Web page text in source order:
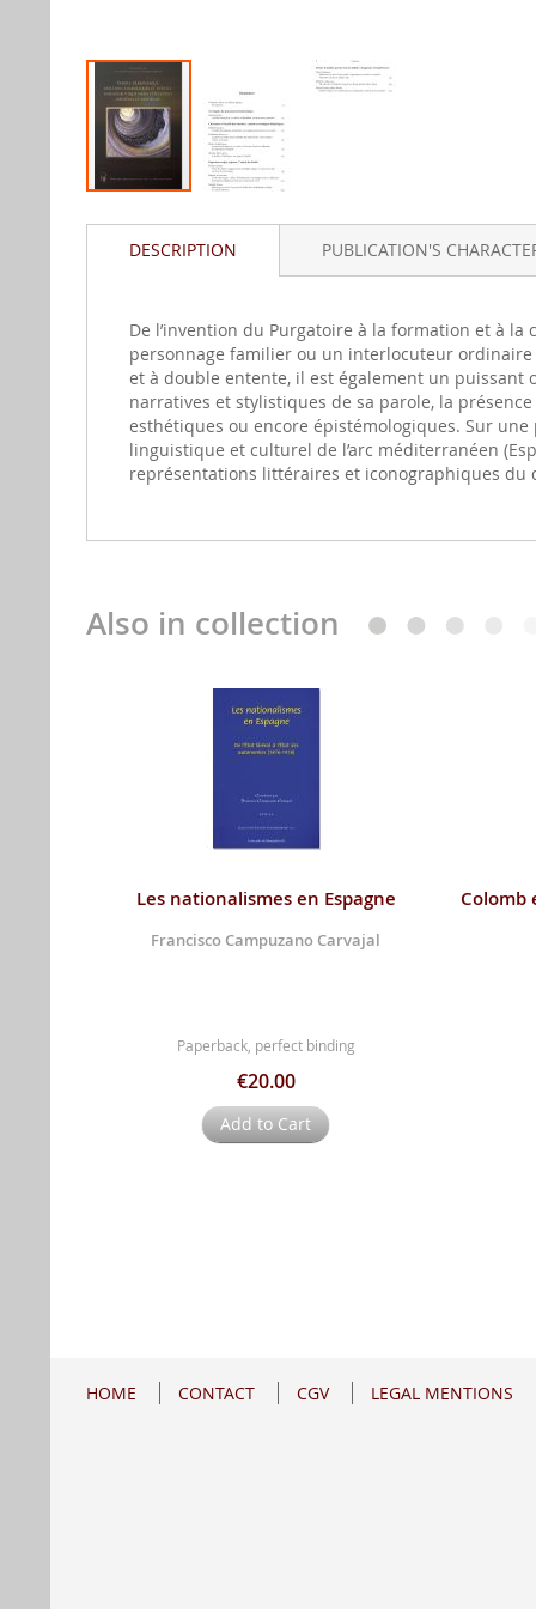
to
images
gallery
DESCRIPTION
De l’invention du Purgatoire à la formation et à
personnage familier ou un interlocuteur
et à double entente, il est également un
narratives et stylistiques de sa parole, la
esthétiques ou encore épistémologiques. Sur
linguistique et culturel de l’arc méditerranéen
représentations littéraires et iconographiques du
PUBLICATION'S
Also in collection
Les nationalismes en Espagne
Francisco Campuzano Carvajal
Paperback, perfect binding
€20.00
Add to Cart
Colomb
HOME CONTACT CGV LEGAL MENTIONS